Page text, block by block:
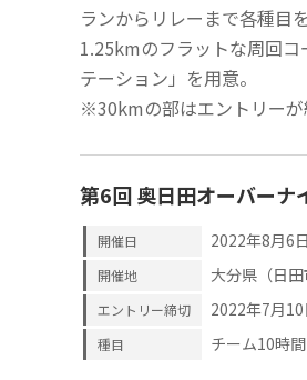
ランからリレーまで各種目
1.25kmのフラットな周回
テーション」を用意。
※30kmの部はエントリー
第6回 奥日田オーバーナ
開催日 2022年8月6
開催地 大分県（日田
エントリー締切 2022年7月
種目 チーム10時